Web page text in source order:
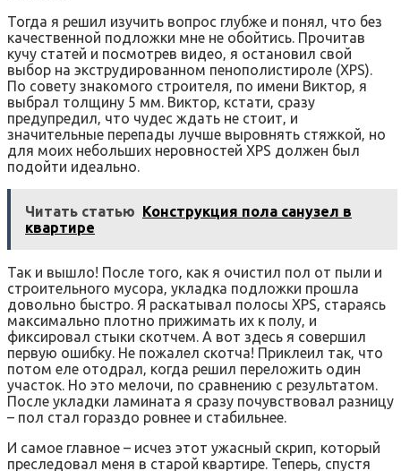
Тогда я решил изучить вопрос глубже и понял‚ что без
качественной подложки мне не обойтись. Прочитав
кучу статей и посмотрев видео‚ я остановил свой
выбор на экструдированном пенополистироле (XPS).
По совету знакомого строителя‚ по имени Виктор‚ я
выбрал толщину 5 мм. Виктор‚ кстати‚ сразу
предупредил‚ что чудес ждать не стоит‚ и
значительные перепады лучше выровнять стяжкой‚ но
для моих небольших неровностей XPS должен был
подойти идеально.
Читать статью Конструкция пола санузел в
квартире
Так и вышло! После того‚ как я очистил пол от пыли и
строительного мусора‚ укладка подложки прошла
довольно быстро. Я раскатывал полосы XPS‚ стараясь
максимально плотно прижимать их к полу‚ и
фиксировал стыки скотчем. А вот здесь я совершил
первую ошибку. Не пожалел скотча! Приклеил так‚ что
потом еле отодрал‚ когда решил переложить один
участок. Но это мелочи‚ по сравнению с результатом.
После укладки ламината я сразу почувствовал разницу
– пол стал гораздо ровнее и стабильнее.
И самое главное – исчез этот ужасный скрип‚ который
преследовал меня в старой квартире. Теперь‚ спустя